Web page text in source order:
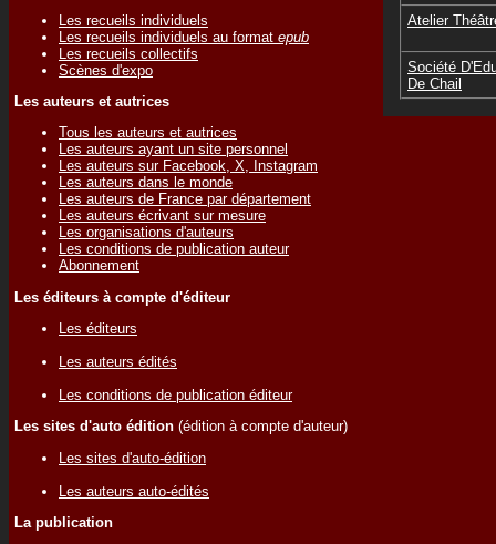
Les recueils individuels
Les recueils individuels au format epub
Les recueils collectifs
Scènes d'expo
Les auteurs et autrices
Tous les auteurs et autrices
Les auteurs ayant un site personnel
Les auteurs sur Facebook, X, Instagram
Les auteurs dans le monde
Les auteurs de France par département
Les auteurs écrivant sur mesure
Les organisations d'auteurs
Les conditions de publication auteur
Abonnement
Les éditeurs à compte d'éditeur
Les éditeurs
Les auteurs édités
Les conditions de publication éditeur
Les sites d'auto édition (édition à compte d'auteur)
Les sites d'auto-édition
Les auteurs auto-édités
La publication
Atelier
Société
De Chail